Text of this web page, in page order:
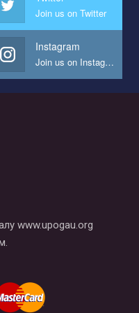
Join us on Twitter
Instagram
Join us on Instagram
www.upogau.org